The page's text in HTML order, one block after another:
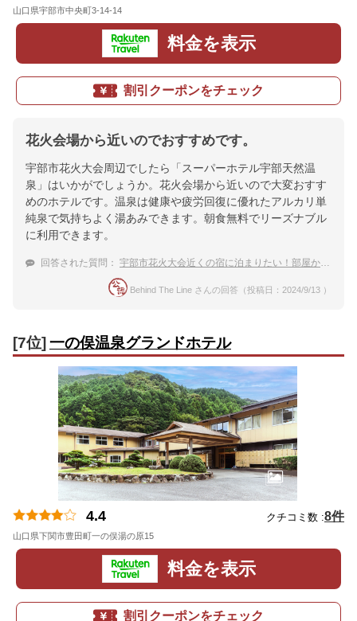
山口県宇部市中央町3-14-14
料金を表示
割引クーポンをチェック
花火会場から近いのでおすすめです。
宇部市花火大会周辺でしたら「スーパーホテル宇部天然温
泉」はいかがでしょうか。花火会場から近いので大変おすす
めのホテルです。温泉は健康や疲労回復に優れたアルカリ単
純泉で気持ちよく湯あみできます。朝食無料でリーズナブル
に利用できます。
回答された質問： 宇部市花火大会近くの宿に泊まりたい！部屋から花火が見える温泉宿は？
Behind The Line さんの回答（投稿日：2024/9/13 ）
[7位] 一の俣温泉グランドホテル
4.4 クチコミ数 :8件
山口県下関市豊田町一の俣湯の原15
料金を表示
割引クーポンをチェック